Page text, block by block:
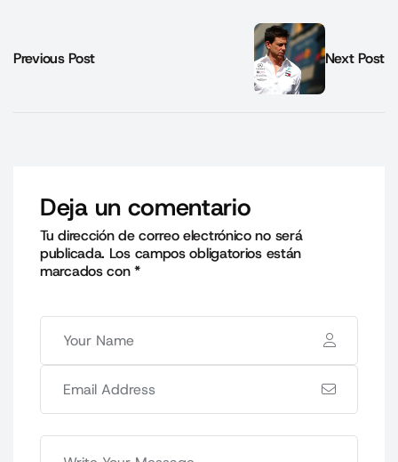
Previous Post Next Post
Deja un comentario
Tu dirección de correo electrónico no será
publicada. Los campos obligatorios están
marcados con*